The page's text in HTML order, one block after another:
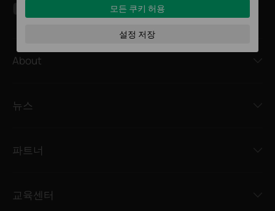
About
뉴스
파트너
교육센터
모든 쿠키 허용
설정 저장